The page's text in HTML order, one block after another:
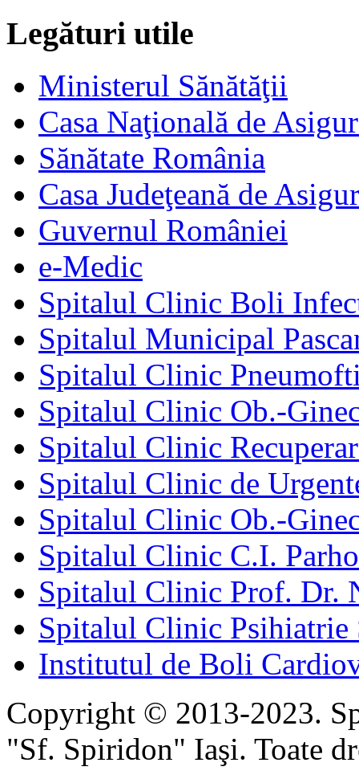
Legături utile
Ministerul Sănătăţii
Casa Naţională de
Sănătate România
Casa Judeţeană de
Guvernul României
e-Medic
Spitalul Clinic Boli
Spitalul Municipal
Spitalul Clinic
Spitalul Clinic Ob.-
Spitalul Clinic
Spitalul Clinic de
Spitalul Clinic Ob.-
Spitalul Clinic C.I.
Spitalul Clinic Prof. Dr.
Spitalul Clinic Psihiatrie
Institutul de Boli
Copyright © 2013-2023.
"Sf. Spiridon" Iaşi. Toate